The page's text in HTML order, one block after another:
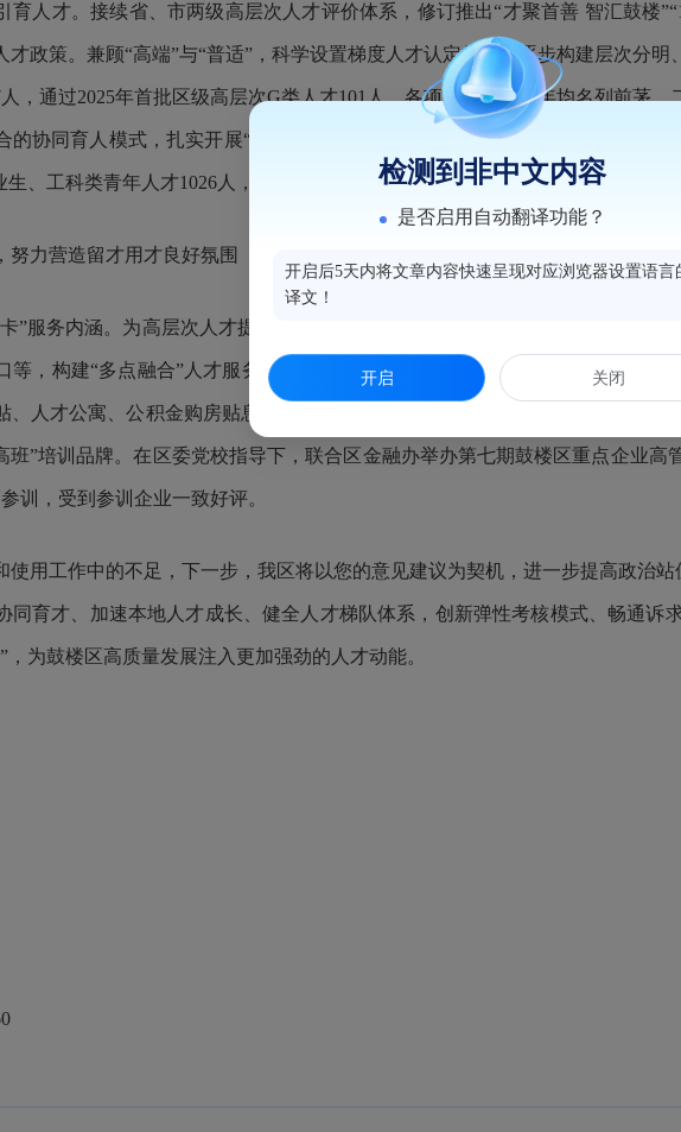
育人才。接续省、市两级高层次人才评价体系，修订推出“才聚首善 智汇鼓楼”“
才政策。兼顾“高端”与“普适”，科学设置梯度人才认定标准，逐步构建层次分
人，通过2025年首批区级高层次G类人才101人，各项人才指标近年均名列前茅。
的协同育人模式，扎实开展“好年华 聚福州”引才活动，组织开展“书记区长送
生、工科类青年人才1026 人，本科以上应届毕业生5359人。
努力营造留才用才良好氛围
”服务内涵。为高层次人才提供考察休假、人才公寓、专窗接待、子女入学等
等，构建“多点融合”人才服务网，及时解决人才急难愁盼诉求。二是实施人
、人才公寓、公积金购房贴息等人才住房保障服务。推动人才住房保障申报有序
班”培训品牌。在区委党校指导下，联合区金融办举办第七期鼓楼区重点企业高
训，受到参训企业一致好评。
使用工作中的不足，下一步，我区将以您的意见建议为契机，进一步提高政治
同育才、加速本地人才成长、健全人才梯队体系，创新弹性考核模式、畅通诉
为鼓楼区高质量发展注入更加强劲的人才动能。
检测到非中文内容
是否启用自动翻译功能？
开启后5天内将文章内容快速呈现对应浏览器设置语言
译文！
开启 关闭